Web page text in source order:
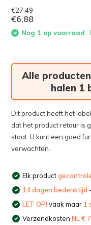
€27,49
€6,88
Nog 1 op voorraad:
Alle
halen 1
Dit product heeft het
dat het product retour is
staat. U kunt een goed
verwachten.
Elk product
14 dagen bedenktijd
LET OP! vaak maar 1
VerzendkostenNL €